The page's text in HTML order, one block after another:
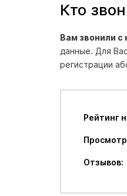
Кто
Вам звонили с
данные. Для
регистрации
Рейтинг
Отзывов: